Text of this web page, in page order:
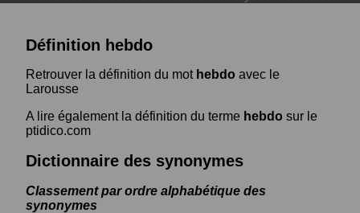
Définition hebdo
Retrouver la définition du mot hebdo avec le
Larousse
A lire également la définition du terme hebdo sur le
ptidico.com
Dictionnaire des synonymes
Classement par ordre alphabétique des
synonymes